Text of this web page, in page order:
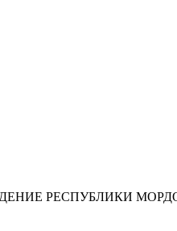
РЕСПУБЛИКИ